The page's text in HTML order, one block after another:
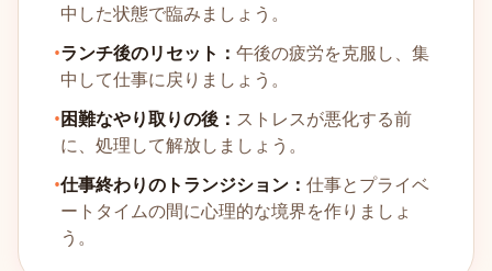
中した状態で臨みましょう。
•ランチ後のリセット： 午後の疲労を克服し、集
中して仕事に戻りましょう。
•困難なやり取りの後： ストレスが悪化する前
に、処理して解放しましょう。
•仕事終わりのトランジション： 仕事とプライベ
ートタイムの間に心理的な境界を作りましょ
う。